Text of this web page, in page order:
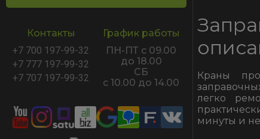
Краны
легко
минуты и
Контакты
+7 700 197-99-32
+7 777 197-99-32
+7 707 197-99-32
График работы
ПН-ПТ с 09.00
до 18.00
СБ
с 10.00 до 14.00